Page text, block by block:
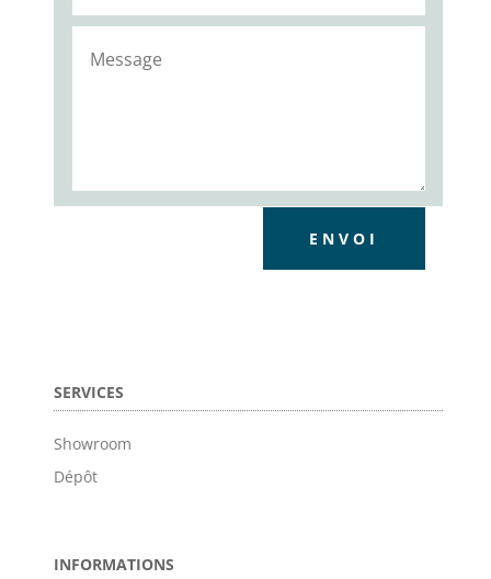
ENVOI
SERVICES
Showroom
Dépôt
INFORMATIONS